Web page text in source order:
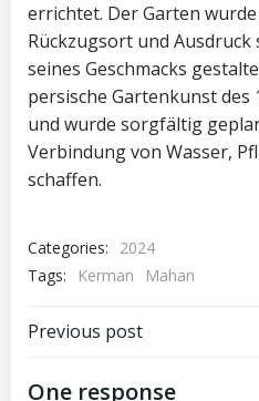
errichtet. Der Garten
Rückzugsort und Ausdruck
seines Geschmacks
persische Gartenkunst des
und wurde sorgfältig
Verbindung von Wasser,
schaffen.
Categories:
2024
Tags:
Kerman Mahan
Post
Previous post
One response